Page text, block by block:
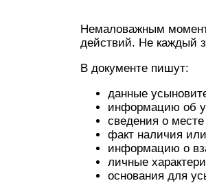
Немаловажным
действий. Не каждый
В документе пишут:
данные
информацию об
сведения о
факт наличия
информацию о
личные
основания для